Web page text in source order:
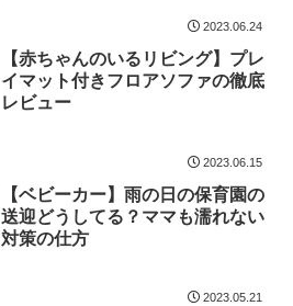
2023.06.24
【赤ちゃんのいるリビング】プレ
イマット付きフロアソファの徹底
レビュー
2023.06.15
【ベビーカー】雨の日の保育園の
送迎どうしてる？ママも濡れない
対策の仕方
2023.05.21